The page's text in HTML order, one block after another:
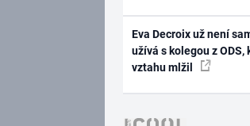
Eva Decroix už není
užívá s kolegou z ODS,
vztahu mlžil